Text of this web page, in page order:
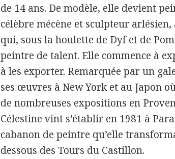
de 14 ans. De modèle, elle devient
célèbre mécène et sculpteur
qui, sous la houlette de Dyf et de
peintre de talent. Elle commence à
à les exporter. Remarquée par un
ses œuvres à New York et au Japon
de nombreuses expositions en
Célestine vint s’établir en 1981 à
cabanon de peintre qu’elle
dessous des Tours du Castillon.